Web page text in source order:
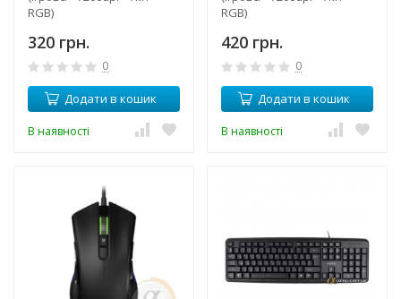
RGB)
320 грн.
0
Додати в кошик
В наявності
RGB)
420 грн.
0
Додати в кошик
В наявності